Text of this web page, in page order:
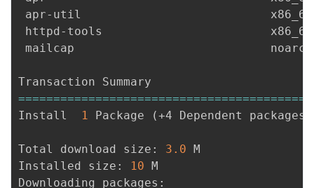
apr-util
httpd-tools
mailcap
==========================================
Install
1 Package (+4 Dependent packages
Total download size: 3.0 M
Installed size:
10 M